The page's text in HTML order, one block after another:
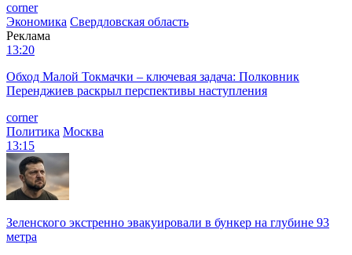
corner
Экономика Свердловская область
Реклама
13:20
Обход Малой Токмачки – ключевая задача: Полковник
Перенджиев раскрыл перспективы наступления
corner
Политика Москва
13:15
Зеленского экстренно эвакуировали в бункер на глубине 93
метра